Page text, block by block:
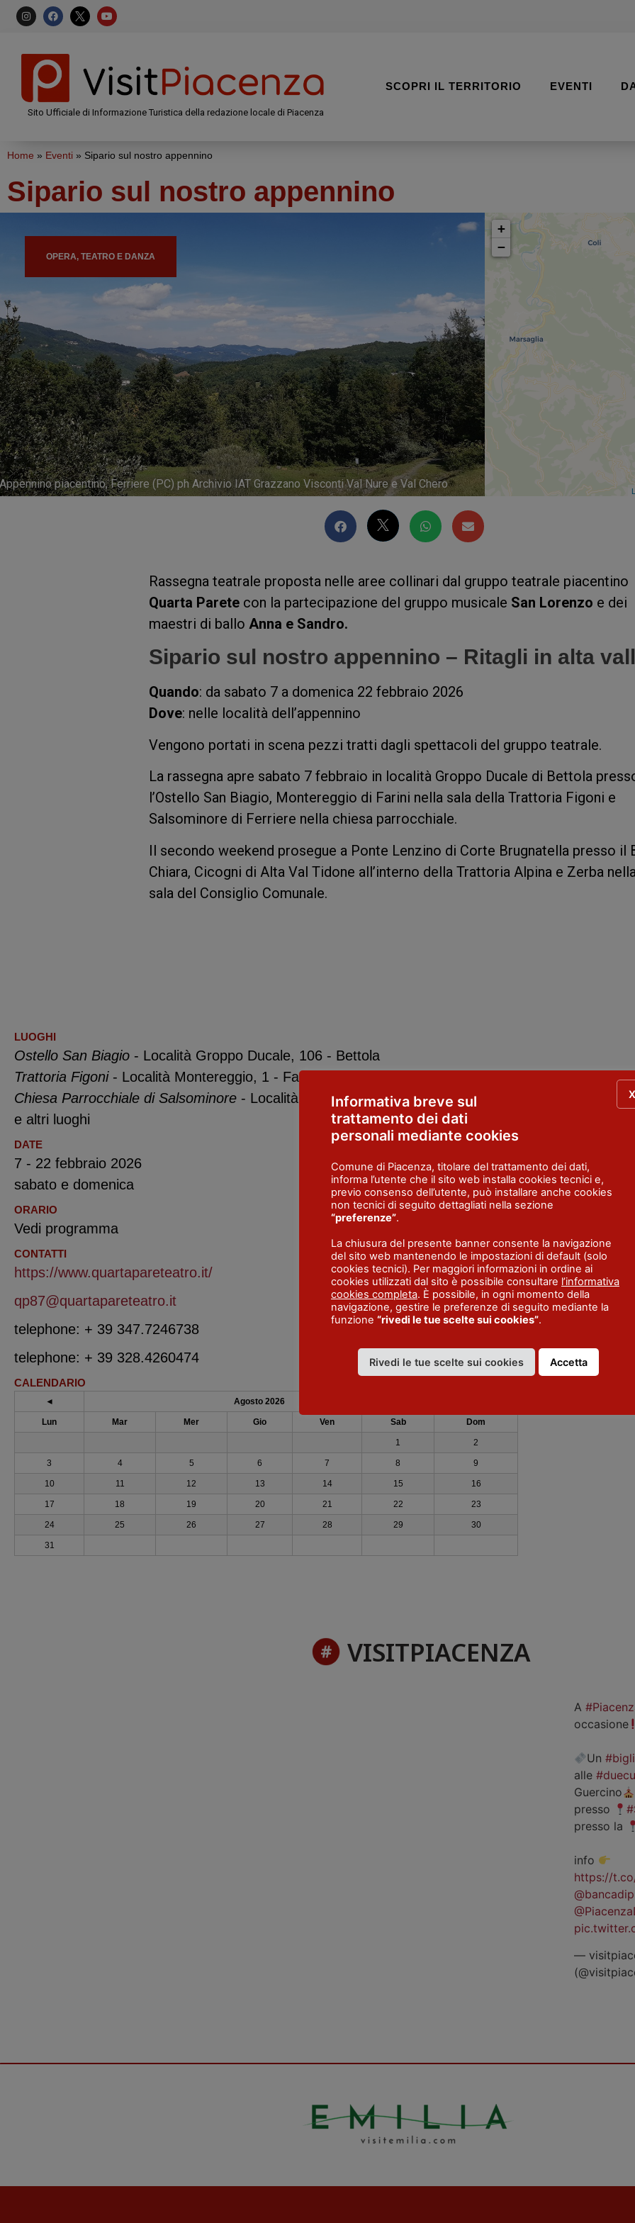
Sito Ufficiale di Informazione Turistica della redazione locale di Piacenza
SCOPRI IL TERRITORIO EVENTI
Home » Eventi » Sipario sul nostro appennino
Sipario sul nostro appennino
OPERA, TEATRO E DANZA
Appennino piacentino, Ferriere (PC) ph Archivio IAT Grazzano Visconti Val Nure e Val Chero
+
−
Rassegna teatrale proposta nelle aree collinari dal gruppo teatrale piacentino
Quarta Parete con la partecipazione del gruppo musicale San Lorenzo e dei
maestri di ballo Anna e Sandro.
Sipario sul nostro appennino – Ritagli in alta
Quando: da sabato 7 a domenica 22 febbraio 2026
Dove: nelle località dell’appennino
Vengono portati in scena pezzi tratti dagli spettacoli del gruppo teatrale.
La rassegna apre sabato 7 febbraio in località Groppo Ducale di Bettola
l’Ostello San Biagio, Montereggio di Farini nella sala della Trattoria Figoni e
Salsominore di Ferriere nella chiesa parrocchiale.
Il secondo weekend prosegue a Ponte Lenzino di Corte Brugnatella presso il
Chiara, Cicogni di Alta Val Tidone all’interno della Trattoria Alpina e Zerba
sala del Consiglio Comunale.
LUOGHI
Ostello San Biagio - Località Groppo Ducale, 106 - Bettola
Trattoria Figoni - Località Montereggio, 1 - Farini
Chiesa Parrocchiale di Salsominore - Località Salsominore, 1 - Ferriere
e altri luoghi
DATE
7 - 22 febbraio 2026
sabato e domenica
ORARIO
Vedi programma
CONTATTI
https://www.quartapareteatro.it/
qp87@quartapareteatro.it
telephone: + 39 347.7246738
telephone: + 39 328.4260474
CALENDARIO
◄ Agosto 2026
Lun Mar Mer Gio Ven Sab Dom
1 2
3 4 5 6 7 8 9
10 11 12 13 14 15 16
17 18 19 20 21 22 23
24 25 26 27 28 29 30
31
VISITPIACENZA
A
occasione
Un
alle
Guercino
presso
presso la
info
https://
—
Informativa breve sul
trattamento dei dati
personali mediante cookies
Comune di Piacenza, titolare del trattamento dei dati,
informa l’utente che il sito web installa cookies tecnici e,
previo consenso dell’utente, può installare anche cookies
non tecnici di seguito dettagliati nella sezione
“preferenze”.
La chiusura del presente banner consente la navigazione
del sito web mantenendo le impostazioni di default (solo
cookies tecnici). Per maggiori informazioni in ordine ai
cookies utilizzati dal sito è possibile consultare l’informativa
cookies completa. È possibile, in ogni momento della
navigazione, gestire le preferenze di seguito mediante la
funzione “rivedi le tue scelte sui cookies”.
Rivedi le tue scelte sui cookies Accetta
X